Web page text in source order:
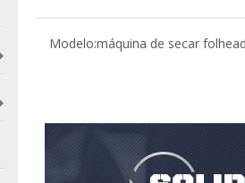
Modelo:máquina de secar